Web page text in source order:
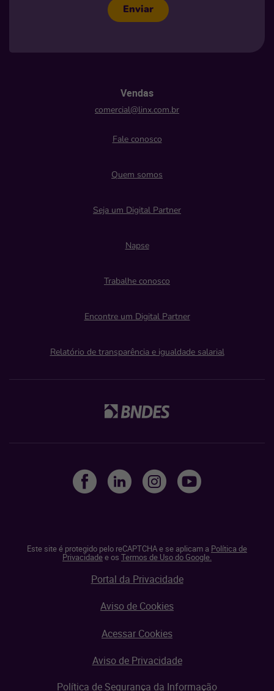
Enviar
Vendas
comercial@linx.com.br
Fale conosco
Quem somos
Seja um Digital Partner
Napse
Trabalhe conosco
Encontre um Digital Partner
Relatório de transparência e igualdade salarial
Este site é protegido pelo reCAPTCHA e se aplicam a Política de
Privacidadee os Termos de Uso do Google.
Portal da Privacidade
Aviso de Cookies
Acessar Cookies
Aviso de Privacidade
Política de Segurança da Informação